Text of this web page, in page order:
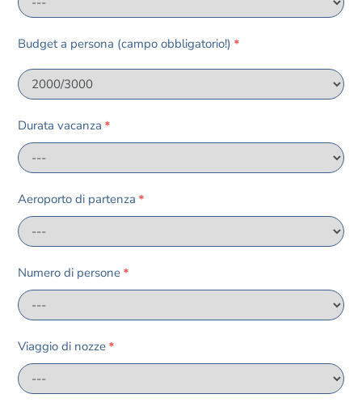
Budget a persona (campo obbligatorio!) *
Durata vacanza *
Aeroporto di partenza *
Numero di persone *
Viaggio di nozze *